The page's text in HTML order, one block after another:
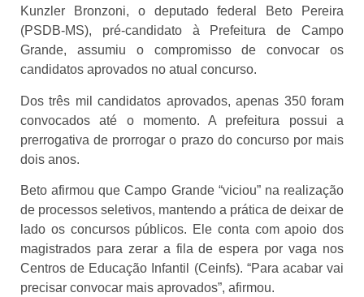
Kunzler Bronzoni, o deputado federal Beto Pereira
(PSDB-MS), pré-candidato à Prefeitura de Campo
Grande, assumiu o compromisso de convocar os
candidatos aprovados no atual concurso.
Dos três mil candidatos aprovados, apenas 350 foram
convocados até o momento. A prefeitura possui a
prerrogativa de prorrogar o prazo do concurso por mais
dois anos.
Beto afirmou que Campo Grande “viciou” na realização
de processos seletivos, mantendo a prática de deixar de
lado os concursos públicos. Ele conta com apoio dos
magistrados para zerar a fila de espera por vaga nos
Centros de Educação Infantil (Ceinfs). “Para acabar vai
precisar convocar mais aprovados”, afirmou.